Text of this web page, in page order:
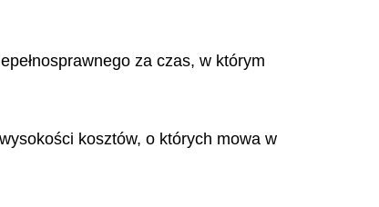
za czas, w którym
kosztów, o których mowa w